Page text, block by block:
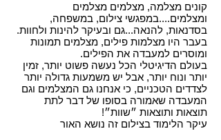
קונים מצלמה, מצלמים מצלמים
ומצלמים....במפגשי צילום, במשפחה,
בסדנאות, להנאה...גם ובעיקר להינות ולחוות.
בעבר היו מצלמות פילים, מצלמים תמונות
ומוסרים למעבדה את הפילים.
בעולם הדיגיטלי הכל נעשה פשוט יותר, זמין
יותר ונוח יותר, אבל יש משמעות גדולה יותר
לצדדים הטכניים, כי אנחנו גם המצלמים וגם
המעבדה שאמורה בסופו של דבר לתת
תוצאות ותוצאות ״שוות״!
עיקר הלימוד בצילום זה נושא האור